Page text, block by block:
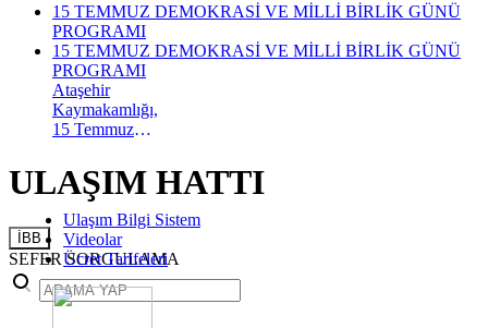
kapsamında çocuklar hem yeni beceriler kazanacak hem de
keyifli bir yaz dönemi geçirecek.
15 TEMMUZ DEMOKRASİ VE MİLLİ BİRLİK GÜNÜ
PROGRAMI
15 TEMMUZ DEMOKRASİ VE MİLLİ BİRLİK GÜNÜ
PROGRAMI
Ataşehir
Kaymakamlığı,
15 Temmuz
Millî Birlik
Günü
kapsamında
düzenlenecek
anma
programının
takvimini
açıkladı. "İrade
ULAŞIM HATTI
İBB
SEFER SORGULAMA
Ulaşım Bilgi Sistem
Videolar
Ücret Tarifeleri